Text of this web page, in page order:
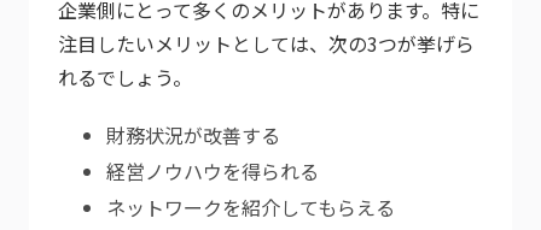
企業側にとって多くのメリットがあります。特に
注目したいメリットとしては、次の3つが挙げら
れるでしょう。
財務状況が改善する
経営ノウハウを得られる
ネットワークを紹介してもらえる